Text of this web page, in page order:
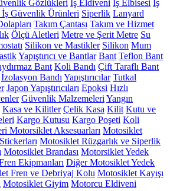
Gözlükleri İş Eldiveni İş Elbisesi İş
Güvenlik Ürünleri Siperlik Lanyard
Takım Çantası Takım ve Hizmet
Ölçü Aletleri Metre ve Şerit Metre Su
Silikon ve Mastikler Silikon Mum
Yapıştırıcı ve Bantlar Bant Teflon Bant
Bant Koli Bandı Çift Taraflı Bant
İzolasyon Bandı Yapıştırıcılar Tutkal
Japon Yapıştırıcıları Epoksi Hızlı
Güvenlik Malzemeleri Yangın
Kasa ve Kilitler Çelik Kasa Kilit Kutu ve
Kargo Kutusu Kargo Poşeti Koli
Motorsiklet Aksesuarları Motosiklet
Motosiklet Rüzgarlık ve Siperlik
Motosiklet Brandası Motorsiklet Yedek
Ekipmanları Diğer Motosiklet Yedek
Fren ve Debriyaj Kolu Motosiklet Kayışı
Motosiklet Giyim Motorcu Eldiveni